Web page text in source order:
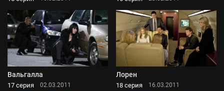
Вальгалла
17 серия 02.03.2011
Лорен
18 серия 16.03.2011